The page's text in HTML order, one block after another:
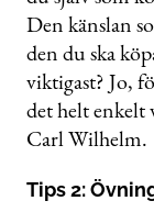
Den känslan
den du ska
viktigast? Jo,
det helt enkelt
Carl Wilhelm.
Tips 2: